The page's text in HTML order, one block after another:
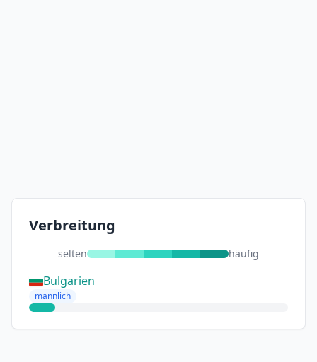
Verbreitung
selten häufig
Bulgarien
männlich